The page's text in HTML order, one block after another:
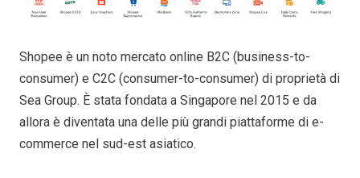
Shopee è un noto mercato online B2C (business-to-
consumer) e C2C (consumer-to-consumer) di proprietà di
Sea Group. È stata fondata a Singapore nel 2015 e da
allora è diventata una delle più grandi piattaforme di e-
commerce nel sud-est asiatico.